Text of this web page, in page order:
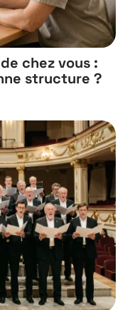
chez vous :
structure ?